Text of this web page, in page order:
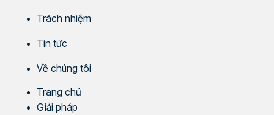
Trách nhiệm
Tin tức
Về chúng tôi
Trang chủ
Giải pháp